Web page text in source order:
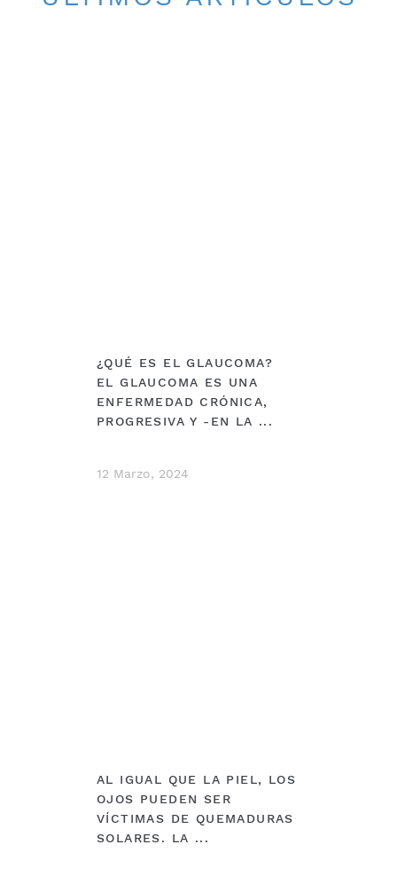
¿QUÉ ES EL GLAUCOMA?
EL GLAUCOMA ES UNA
ENFERMEDAD CRÓNICA,
PROGRESIVA Y -EN LA ...
12 Marzo, 2024
AL IGUAL QUE LA PIEL, LOS
OJOS PUEDEN SER
VÍCTIMAS DE QUEMADURAS
SOLARES. LA ...